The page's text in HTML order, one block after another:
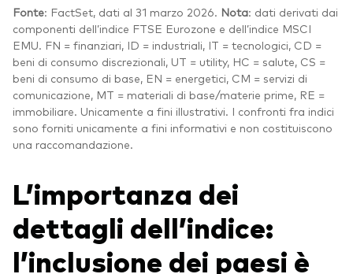
Fonte: FactSet, dati al 31 marzo 2026. Nota: dati derivati dai
componenti dell’indice FTSE Eurozone e dell’indice MSCI
EMU. FN = finanziari, ID = industriali, IT = tecnologici, CD =
beni di consumo discrezionali, UT = utility, HC = salute, CS =
beni di consumo di base, EN = energetici, CM = servizi di
comunicazione, MT = materiali di base/materie prime, RE =
immobiliare. Unicamente a fini illustrativi. I confronti fra indici
sono forniti unicamente a fini informativi e non costituiscono
una raccomandazione.
L’importanza dei
dettagli dell’indice:
l’inclusione dei paesi è